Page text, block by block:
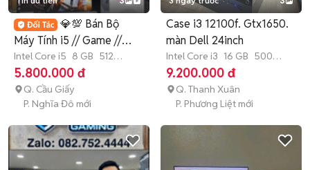
💎💯 Bán Bộ
Máy Tính i5 // Game //
Làm Việc Màn 24 🎁
Intel Core i5 8 GB 512
GB SSD
5.800.000 đ
Q. Cầu Giấy
P. Nghĩa Đô mới
Case i3 12100f. Gtx1650.
màn Dell 24inch
Intel Core i3 16 GB 500
GB SSD
9.200.000 đ
Q. Thanh Xuân
P. Phương Liệt mới